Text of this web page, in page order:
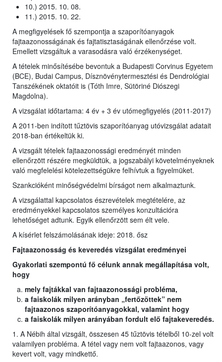
10.) 2015. 10. 08.
11.) 2015. 10. 22.
A megfigyelések fő szempontja a szaporítóanyagok
fajtaazonosságának és fajtatisztaságának ellenőrzése volt.
Emellett vizsgáltuk a varasodásra való érzékenységet.
A tételek minősítésébe bevontuk a Budapesti Corvinus Egyetem
(BCE), Budai Campus, Dísznövénytermesztési és Dendrológiai
Tanszékének oktatóit is (Tóth Imre, Sütöriné Diószegi
Magdolna).
A vizsgálat időtartama: 4 év + 3 év utómegfigyelés (2011-2017)
A 2011-ben indított tűztövis szaporítóanyag utóvizsgálat adatait
2018-ban értékeltük ki.
A vizsgált tételek fajtaazonossági eredményét minden
ellenőrzött részére megküldtük, a jogszabályi követelményeknek
való megfelelési kötelezettségükre felhívtuk a figyelmüket.
Szankcióként minőségvédelmi bírságot nem alkalmaztunk.
A vizsgálattal kapcsolatos észrevételek megtételére, az
eredményekkel kapcsolatos személyes konzultációra
lehetőséget adtunk. Egyik ellenőrzött sem élt vele.
A kísérlet felszámolásának ideje: 2018. ősz
Fajtaazonosság és keveredés vizsgálat eredményei
Gyakorlati szempontú fő célunk annak megállapítása volt,
hogy
mely fajtákkal van fajtaazonossági probléma,
a faiskolák milyen arányban „fertőzöttek” nem
fajtaazonos szaporítóanyagokkal, valamint hogy
a faiskolák milyen arányában fordult elő fajtakeveredés.
1. A Nébih által vizsgált, összesen 45 tűztövis tételből 10-zel volt
valamilyen probléma. A tétel vagy nem volt fajtaazonos, vagy
kevert volt, vagy mindkettő.